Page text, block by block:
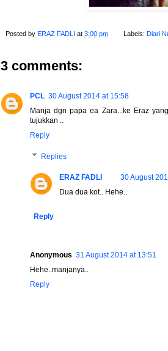
Posted by ERAZ FADLI at 3:00 pm Labels: Diari
3 comments:
PCL 30 August 2014 at 15:58
Manja dgn papa ea Zara...ke Eraz
tujukkan ..
Reply
Replies
ERAZ FADLI
30 August
Dua dua kot.. Hehe..
Reply
Anonymous 31 August 2014 at 13:51
Hehe..manjanya..
Reply